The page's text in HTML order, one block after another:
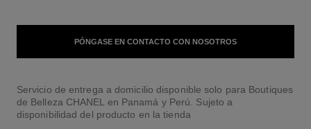
PÓNGASE EN CONTACTO CON NOSOTROS
Servicio de entrega a domicilio disponible solo para Boutiques
de Belleza CHANEL en Panamá y Perú. Sujeto a
disponibilidad del producto en la tienda